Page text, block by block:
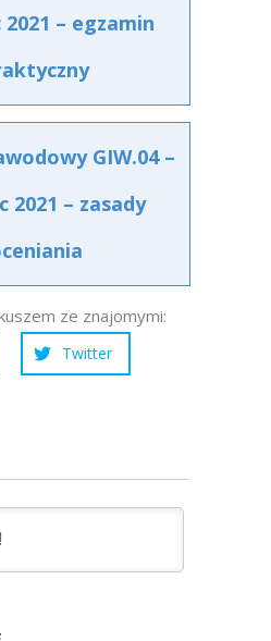
– egzamin
GIW.04 –
2021 – zasady
ze znajomymi:
Twitter